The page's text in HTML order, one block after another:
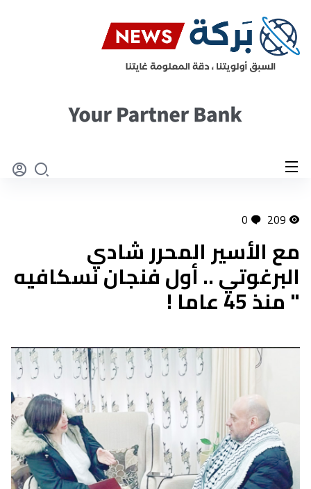
209
0
مع الأسير المحرر شادي
البرغوتي .. أول فنجان نسكافيه
" منذ 45 عاما !